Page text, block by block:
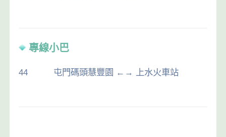
專線小巴
44 屯門碼頭慧豐園 ←→ 上水火車站